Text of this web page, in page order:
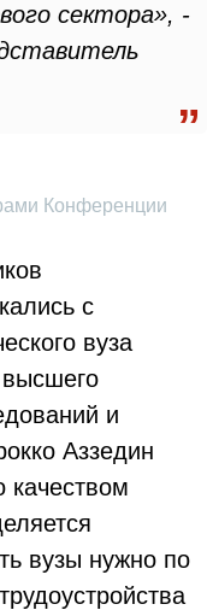
сектора», -
Конференции
с
вуза
и
Аззедин
качеством
вузы нужно по